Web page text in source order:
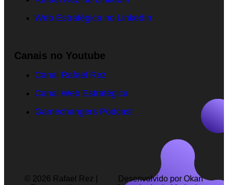
Web Estratégica no LinkedIn
Canais no Youtube
Canal Rafael Rez
Canal Web Estratégica
Gamechangers Podcast
© 2026 Rafael Rez |
Desenvolvido por Okan